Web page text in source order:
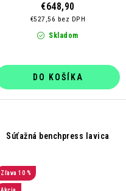
Skladom
€527,56 bez DPH
€648,90
DO KOŠÍKA
Súťažná benchpress lavica
10 %